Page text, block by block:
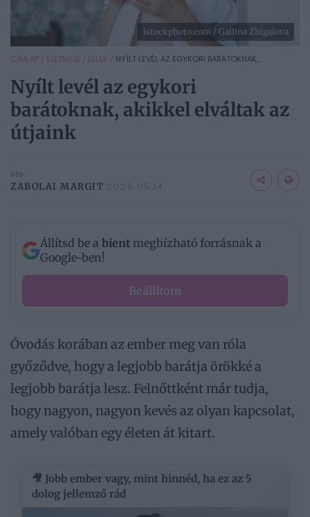
istockphoto.com / Gallina Zhigalova
CÍMLAP / ÉLETMÓD / LÉLEK / NYÍLT LEVÉL AZ EGYKORI BARÁTOKNAK,...
Nyílt levél az egykori
barátoknak, akikkel elváltak az
útjaink
Írta
ZABOLAI MARGIT 2026.05.14.
Állítsd be a bient megbízható forrásnak a
Google-ben!
Beállítom
Óvodás korában az ember meg van róla
győződve, hogy a legjobb barátja örökké a
legjobb barátja lesz. Felnőttként már tudja,
hogy nagyon, nagyon kevés az olyan kapcsolat,
amely valóban egy életen át kitart.
🎥 Jobb ember vagy, mint hinnéd, ha ez az 5
dolog jellemző rád